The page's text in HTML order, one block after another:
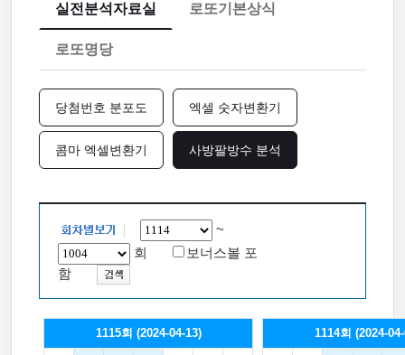
실전분석자료실
로또기본상식
로또명당
당첨번호 분포도 엑셀 숫자변환기
콤마 엑셀변환기 사방팔방수 분석
~
회
보너스볼 포
함
1115회 (2024-04-13) 1114회 (2024-